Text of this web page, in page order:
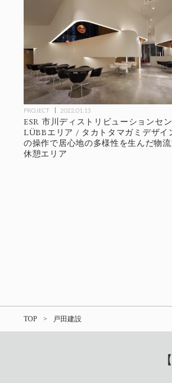
PROJECT 2022.01.13
ESR 市川ディストリビューションセ
LÜBBエリア / タカトタマガミデザイ
の操作で居心地の多様性を生んだ物
休憩エリア
TOP 戸田建設